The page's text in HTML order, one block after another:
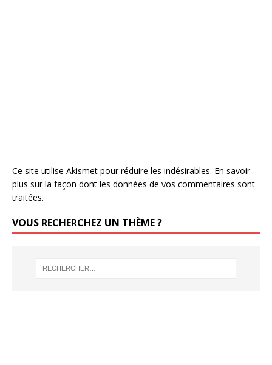
Ce site utilise Akismet pour réduire les indésirables. En savoir
plus sur la façon dont les données de vos commentaires sont
traitées.
VOUS RECHERCHEZ UN THÈME ?